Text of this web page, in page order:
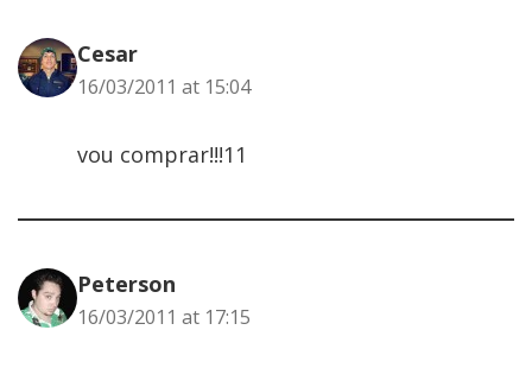
Cesar
16/03/2011 at 15:04
vou comprar!!!11
Peterson
16/03/2011 at 17:15